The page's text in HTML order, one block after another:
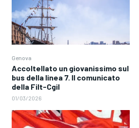
Genova
Accoltellato un giovanissimo sul
bus della linea 7. Il comunicato
della Filt-Cgil
01/03/2026